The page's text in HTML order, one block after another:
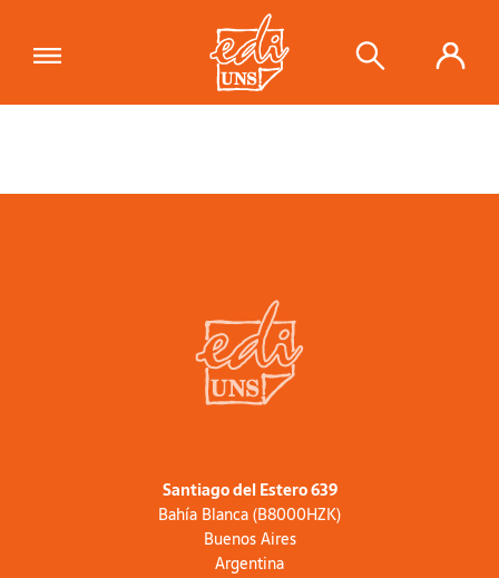
Santiago del Estero 639
Bahía Blanca (B8000HZK)
Buenos Aires
Argentina